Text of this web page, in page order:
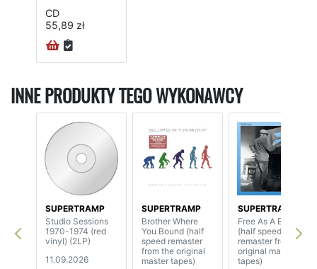
CD
55,89 zł
INNE PRODUKTY TEGO WYKONAWCY
SUPERTRAMP
Studio Sessions
1970-1974 (red
vinyl) (2LP)
11.09.2026
SUPERTRAMP
Brother Where
You Bound (half
speed remaster
from the original
master tapes)
SUPERTRAMP
Free As A Bird
(half speed
remaster from the
original master
tapes)